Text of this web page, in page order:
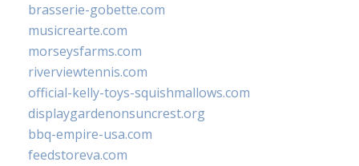
brasserie-gobette.com
musicrearte.com
morseysfarms.com
riverviewtennis.com
official-kelly-toys-squishmallows.com
displaygardenonsuncrest.org
bbq-empire-usa.com
feedstoreva.com